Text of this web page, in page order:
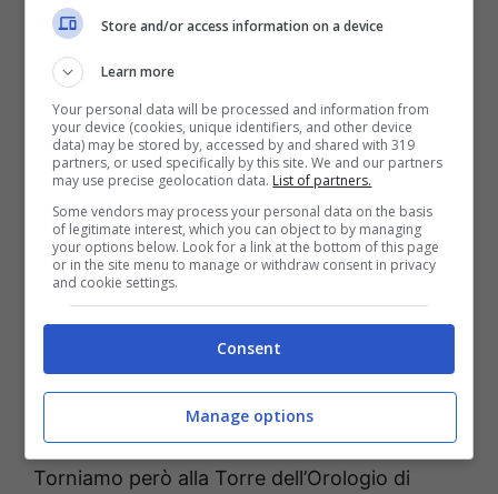
Borgo nel Lazio – Giubileo Lauretano
Torniamo però alla Torre dell’Orologio di
Store and/or access information on a device
Learn more
Your personal data will be processed and information from
your device (cookies, unique identifiers, and other device
data) may be stored by, accessed by and shared with 319
partners, or used specifically by this site. We and our partners
may use precise geolocation data. List of partners.
Some vendors may process your personal data on the basis
of legitimate interest, which you can object to by managing
your options below. Look for a link at the bottom of this page
or in the site menu to manage or withdraw consent in privacy
and cookie settings.
Consent
Manage options